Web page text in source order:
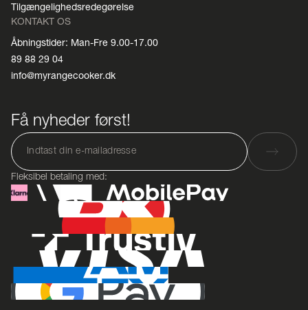
Tilgængelighedsredegørelse
KONTAKT OS
Åbningstider: Man-Fre 9.00-17.00
89 88 29 04
info@myrangecooker.dk
Få nyheder først!
Fleksibel betaling med: